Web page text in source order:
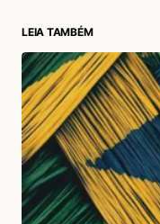
LEIA TAMBÉM